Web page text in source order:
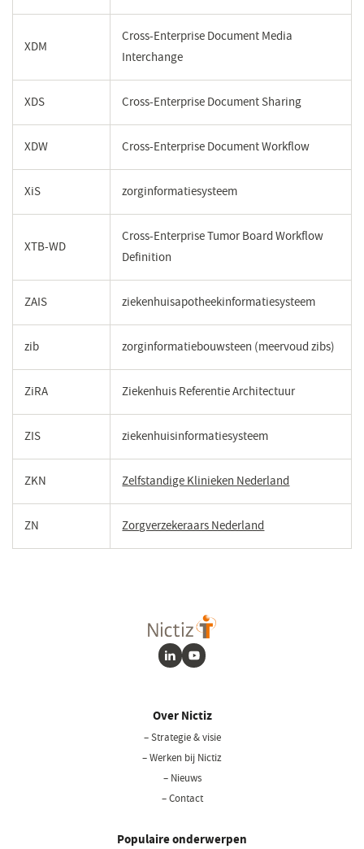
venster)
XDM
Cross-Enterprise Document Media
Interchange
XDS Cross-Enterprise Document Sharing
XDW Cross-Enterprise Document Workflow
XiS zorginformatiesysteem
XTB-WD
Cross-Enterprise Tumor Board Workflow
Definition
ZAIS ziekenhuisapotheekinformatiesysteem
zib zorginformatiebouwsteen (meervoud zibs)
ZiRA Ziekenhuis Referentie Architectuur
ZIS ziekenhuisinformatiesysteem
ZKN Zelfstandige Klinieken Nederland
in
nieuw
ZN Zorgverzekeraars Nederland
in
LinkedInYoutube
Over Nictiz
– Strategie & visie
– Werken bij Nictiz
– Nieuws
– Contact
Populaire onderwerpen